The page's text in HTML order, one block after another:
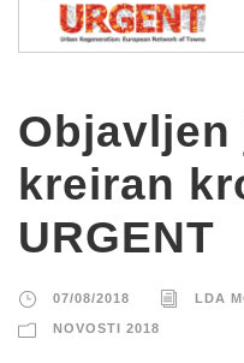
kreiran
URGENT
07/08/2018 LDA
NOVOSTI 2018